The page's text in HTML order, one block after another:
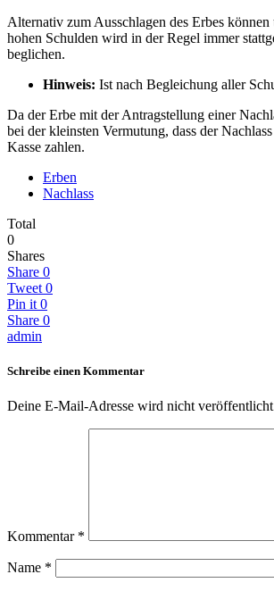
Alternativ zum Ausschlagen des Erbes
hohen Schulden wird in der Regel immer
beglichen.
Hinweis: Ist nach Begleichung aller
Da der Erbe mit der Antragstellung einer
bei der kleinsten Vermutung, dass der
Kasse zahlen.
Erben
Nachlass
Total
0
Shares
Share 0
Tweet 0
Pin it 0
Share 0
admin
Schreibe einen Kommentar
Deine E-Mail-Adresse wird nicht
Kommentar *
Name *